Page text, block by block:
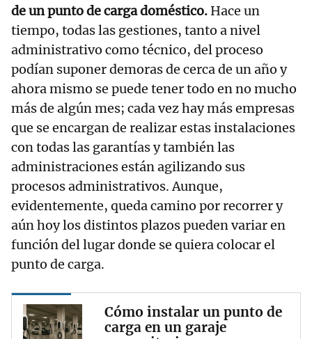
de un punto de carga doméstico. Hace un
tiempo, todas las gestiones, tanto a nivel
administrativo como técnico, del proceso
podían suponer demoras de cerca de un año y
ahora mismo se puede tener todo en no mucho
más de algún mes; cada vez hay más empresas
que se encargan de realizar estas instalaciones
con todas las garantías y también las
administraciones están agilizando sus
procesos administrativos. Aunque,
evidentemente, queda camino por recorrer y
aún hoy los distintos plazos pueden variar en
función del lugar donde se quiera colocar el
punto de carga.
Cómo instalar un punto de
carga en un garaje